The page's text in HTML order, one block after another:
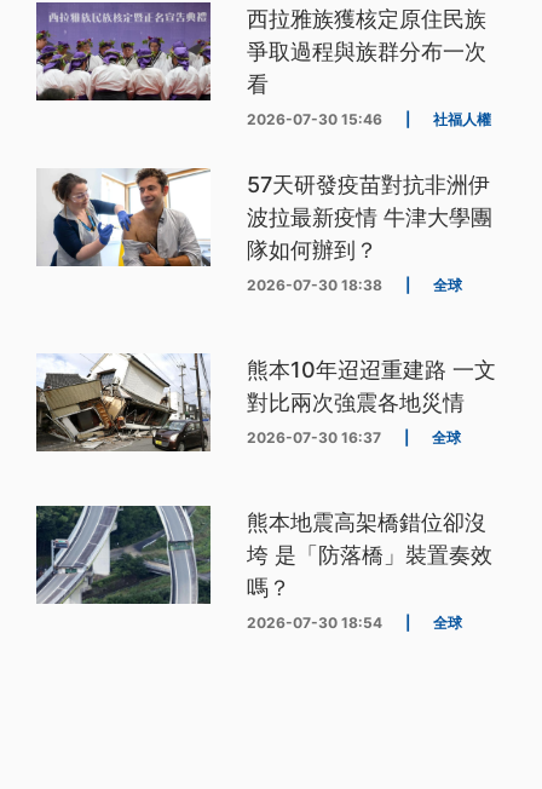
西拉雅族獲核定原住民族
爭取過程與族群分布一次
看
2026-07-30 15:46 社福人權
57天研發疫苗對抗非洲伊
波拉最新疫情 牛津大學團
隊如何辦到？
2026-07-30 18:38 全球
熊本10年迢迢重建路 一文
對比兩次強震各地災情
2026-07-30 16:37 全球
熊本地震高架橋錯位卻沒
垮 是「防落橋」裝置奏效
嗎？
2026-07-30 18:54 全球